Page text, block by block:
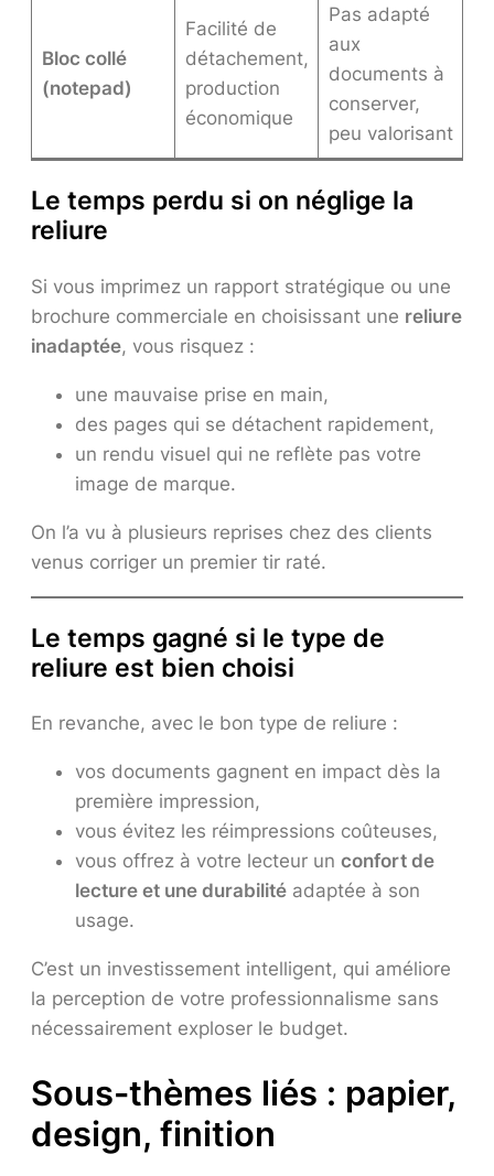
Bloc collé
(notepad)
Facilité de
détachement,
production
économique
Pas adapté
aux
documents à
conserver,
peu valorisant
Le temps perdu si on néglige la
reliure
Si vous imprimez un rapport stratégique ou une
brochure commerciale en choisissant une reliure
inadaptée, vous risquez :
une mauvaise prise en main,
des pages qui se détachent rapidement,
un rendu visuel qui ne reflète pas votre
image de marque.
On l’a vu à plusieurs reprises chez des clients
venus corriger un premier tir raté.
Le temps gagné si le type de
reliure est bien choisi
En revanche, avec le bon type de reliure :
vos documents gagnent en impact dès la
première impression,
vous évitez les réimpressions coûteuses,
vous offrez à votre lecteur un confort de
lecture et une durabilité adaptée à son
usage.
C’est un investissement intelligent, qui améliore
la perception de votre professionnalisme sans
nécessairement exploser le budget.
Sous-thèmes liés : papier,
design, finition